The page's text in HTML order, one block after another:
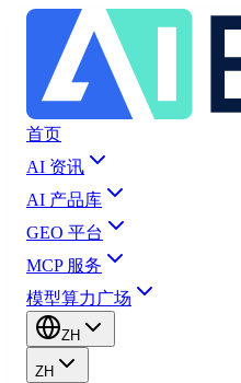
首页
AI 资讯
AI 产品库
GEO 平台
MCP 服务
模型算力广场
ZH
ZH